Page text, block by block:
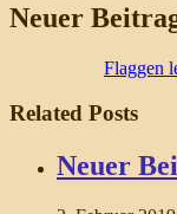
Neuer
Flaggen
Related Posts
Neuer